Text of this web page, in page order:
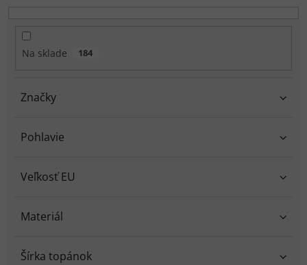
Na sklade 184
Značky
Pohlavie
Veľkosť EU
Materiál
Šírka topánok